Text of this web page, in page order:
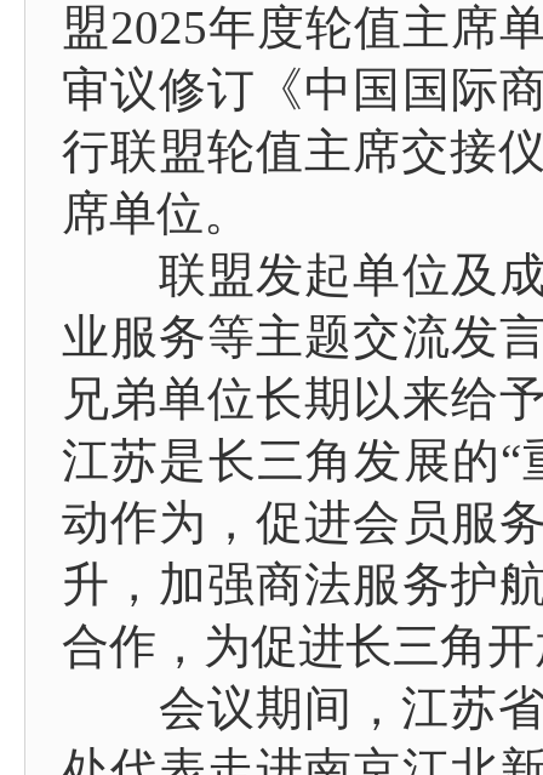
盟2025年度轮值主席
审议修订《中国国际
行联盟轮值主席交接
席单位。
联盟发起单位及成
业服务等主题交流发
兄弟单位长期以来给
江苏是长三角发展的
动作为，促进会员服
升，加强商法服务护
合作，为促进长三角
会议期间，江苏省